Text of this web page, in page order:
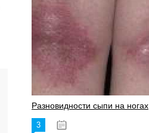
Разновидности сыпи на ногах
3